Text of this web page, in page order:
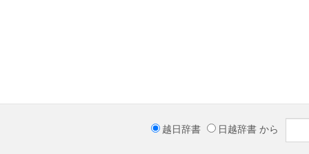
越日辞書 日越辞書 から